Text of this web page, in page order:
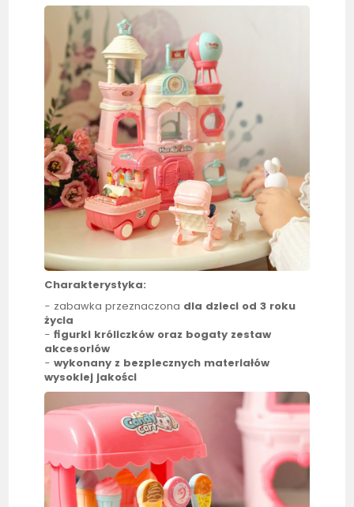
Charakterystyka:
- zabawka przeznaczona dla dzieci od 3 roku
życia
-figurki króliczków oraz bogaty zestaw
akcesoriów
-wykonany z bezpiecznych materiałów
wysokiej jakości